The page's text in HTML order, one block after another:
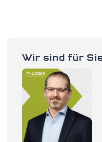
Wir sind für